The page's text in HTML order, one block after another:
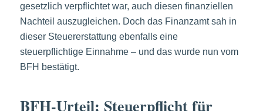
gesetzlich verpflichtet war, auch diesen finanziellen
Nachteil auszugleichen. Doch das Finanzamt sah in
dieser Steuererstattung ebenfalls eine
steuerpflichtige Einnahme – und das wurde nun vom
BFH bestätigt.
BFH-Urteil: Steuerpflicht für